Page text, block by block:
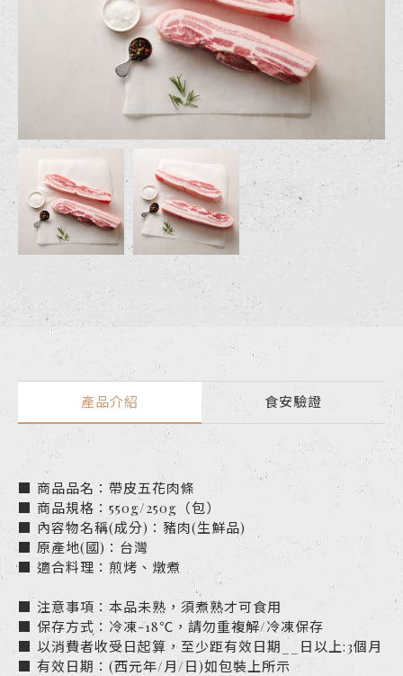
產品介紹 食安驗證
■ 商品品名：帶皮五花肉條
■ 商品規格：550g/250g（包）
■ 內容物名稱(成分)：豬肉(生鮮品)
■ 原產地(國)：台灣
■ 適合料理：煎烤、燉煮
■ 注意事項：本品未熟，須煮熟才可食用
■ 保存方式：冷凍-18℃，請勿重複解/冷凍保存
■ 以消費者收受日起算，至少距有效日期__日以上:3個月
■ 有效日期：(西元年/月/日)如包裝上所示